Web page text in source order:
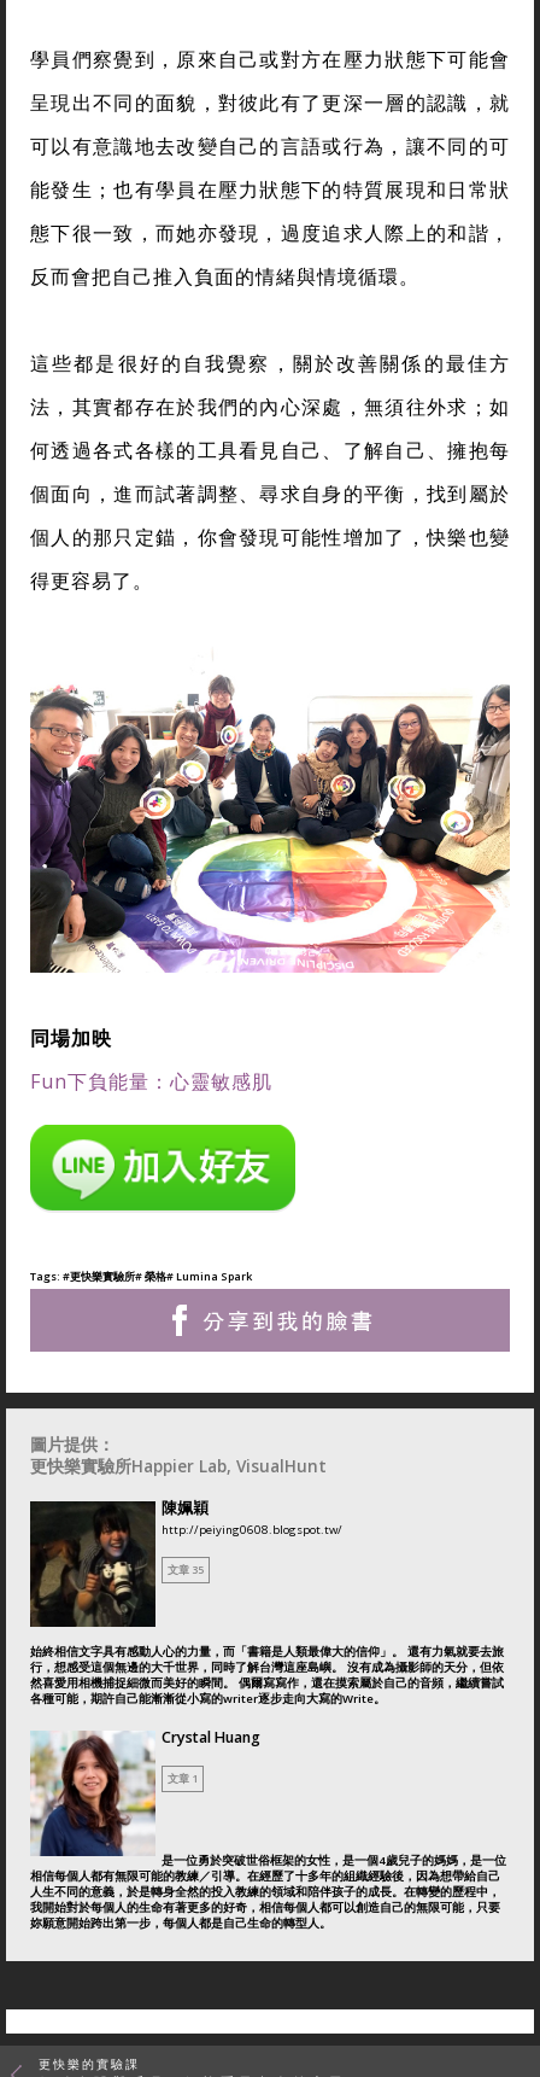
學員們察覺到，原來自己或對方在壓力狀態下可能會
呈現出不同的面貌，對彼此有了更深一層的認識，就
可以有意識地去改變自己的言語或行為，讓不同的可
能發生；也有學員在壓力狀態下的特質展現和日常狀
態下很一致，而她亦發現，過度追求人際上的和諧，
反而會把自己推入負面的情緒與情境循環。
這些都是很好的自我覺察，關於改善關係的最佳方
法，其實都存在於我們的內心深處，無須往外求；如
何透過各式各樣的工具看見自己、了解自己、擁抱每
個面向，進而試著調整、尋求自身的平衡，找到屬於
個人的那只定錨，你會發現可能性增加了，快樂也變
得更容易了。
同場加映
Fun下負能量：心靈敏感肌
Tags: #更快樂實驗所# 榮格# Lumina Spark
圖片提供：
更快樂實驗所Happier Lab, VisualHunt
陳姵穎
http://peiying0608.blogspot.tw/
文章 35
始終相信文字具有感動人心的力量，而「書籍是人類最偉大的信仰」。 還有力氣就要去旅
行，想感受這個無邊的大千世界，同時了解台灣這座島嶼。 沒有成為攝影師的天分，但依
然喜愛用相機捕捉細微而美好的瞬間。 偶爾寫寫作，還在摸索屬於自己的音頻，繼續嘗試
各種可能，期許自己能漸漸從小寫的writer逐步走向大寫的Write。
Crystal Huang
文章 1
是一位勇於突破世俗框架的女性，是一個4歲兒子的媽媽，是一位
相信每個人都有無限可能的教練／引導。在經歷了十多年的組織經驗後，因為想帶給自己
人生不同的意義，於是轉身全然的投入教練的領域和陪伴孩子的成長。在轉變的歷程中，
我開始對於每個人的生命有著更多的好奇，相信每個人都可以創造自己的無限可能，只要
妳願意開始跨出第一步，每個人都是自己生命的轉型人。
更快樂的實驗課